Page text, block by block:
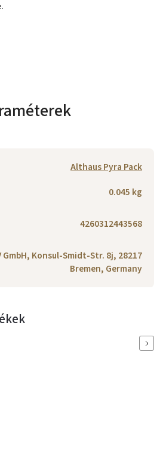
Althaus Pyra Pack
0.045 kg
4260312443568
GmbH, Konsul-Smidt-Str. 8j, 28217
Bremen, Germany
Next